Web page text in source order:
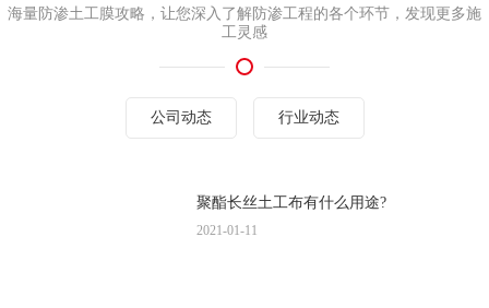
海量防渗土工膜攻略，让您深入了解防渗工程的各个环节，发现更多施
工灵感
公司动态 行业动态
聚酯长丝土工布有什么用途?
2021-01-11